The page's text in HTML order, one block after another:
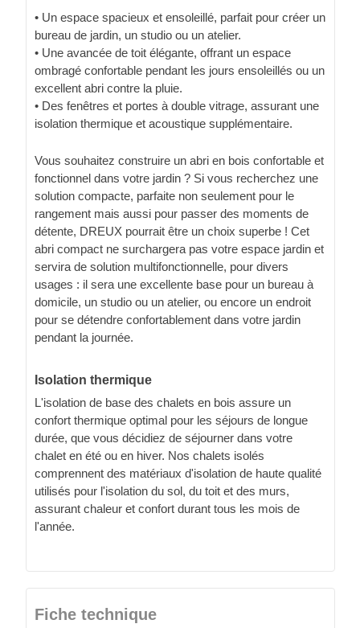
• Un espace spacieux et ensoleillé, parfait pour créer un
bureau de jardin, un studio ou un atelier.
• Une avancée de toit élégante, offrant un espace
ombragé confortable pendant les jours ensoleillés ou un
excellent abri contre la pluie.
• Des fenêtres et portes à double vitrage, assurant une
isolation thermique et acoustique supplémentaire.
Vous souhaitez construire un abri en bois confortable et
fonctionnel dans votre jardin ? Si vous recherchez une
solution compacte, parfaite non seulement pour le
rangement mais aussi pour passer des moments de
détente, DREUX pourrait être un choix superbe ! Cet
abri compact ne surchargera pas votre espace jardin et
servira de solution multifonctionnelle, pour divers
usages : il sera une excellente base pour un bureau à
domicile, un studio ou un atelier, ou encore un endroit
pour se détendre confortablement dans votre jardin
pendant la journée.
Isolation thermique
L'isolation de base des chalets en bois assure un
confort thermique optimal pour les séjours de longue
durée, que vous décidiez de séjourner dans votre
chalet en été ou en hiver. Nos chalets isolés
comprennent des matériaux d'isolation de haute qualité
utilisés pour l'isolation du sol, du toit et des murs,
assurant chaleur et confort durant tous les mois de
l'année.
Fiche technique